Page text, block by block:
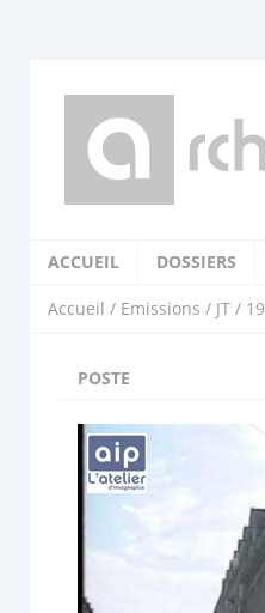
ACCUEIL DOSSIERS
Accueil / Emissions / JT /
POSTE